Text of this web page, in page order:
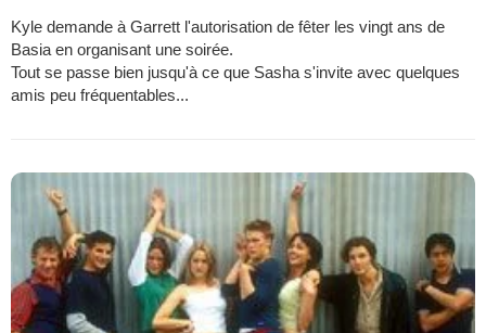
Kyle demande à Garrett l'autorisation de fêter les vingt ans de
Basia en organisant une soirée.
Tout se passe bien jusqu'à ce que Sasha s'invite avec quelques
amis peu fréquentables...